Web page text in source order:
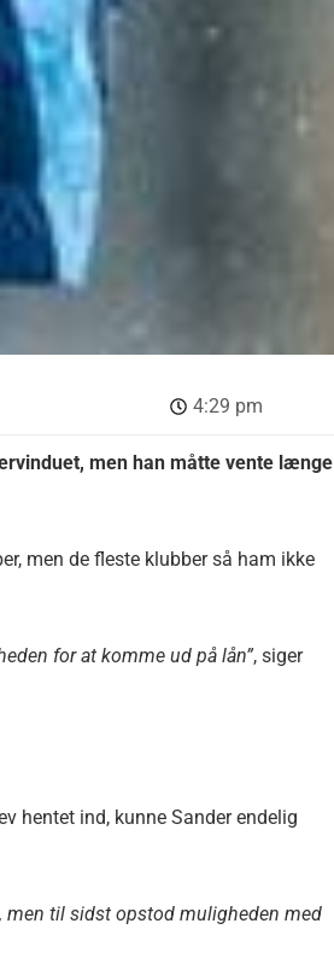
4:29 pm
men han måtte vente længe
men de fleste klubber så ham ikke
for at komme ud på lån”, siger
hentet ind, kunne Sander endelig
men til sidst opstod muligheden med